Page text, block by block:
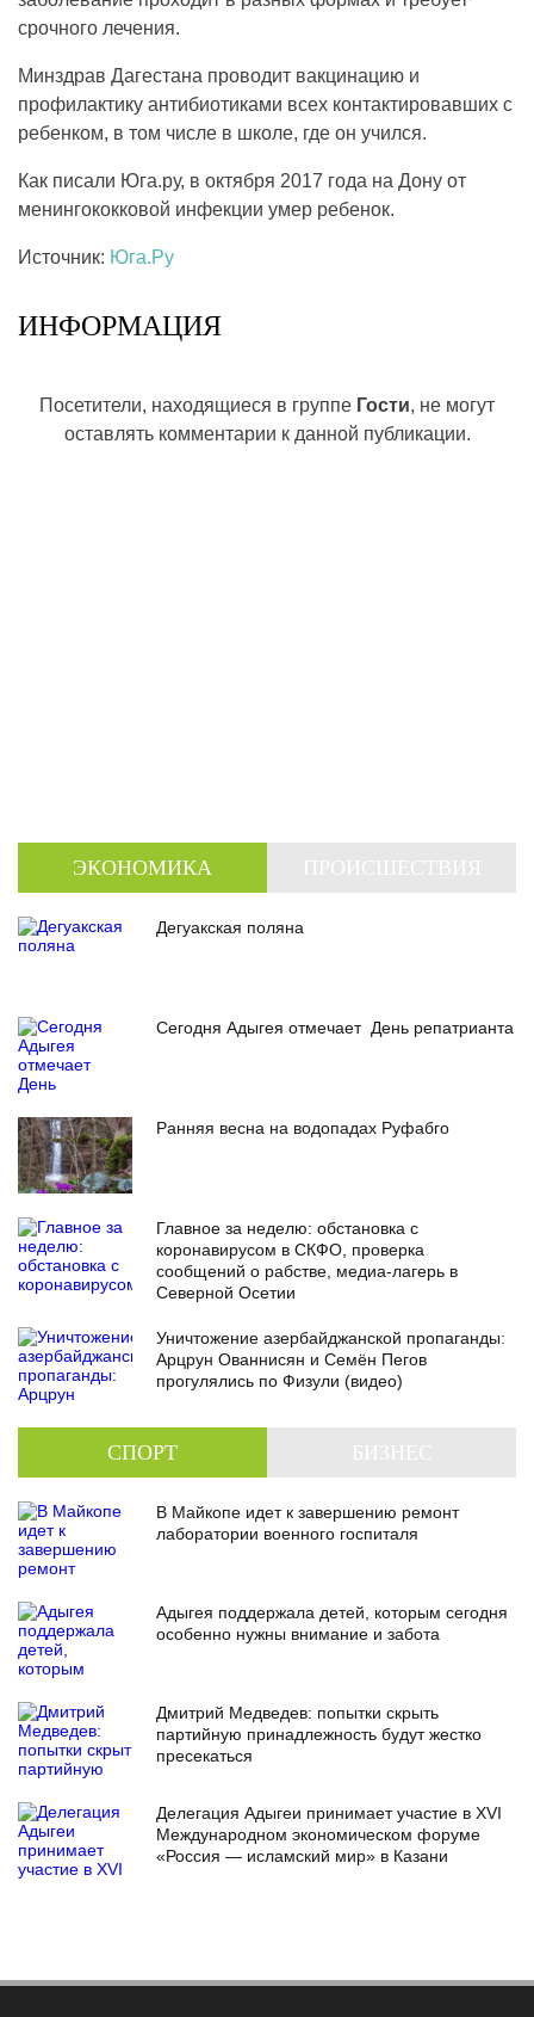
срочного лечения.
Минздрав Дагестана проводит вакцинацию и
профилактику антибиотиками всех контактировавших с
ребенком, в том числе в школе, где он учился.
Как писали Юга.ру, в октября 2017 года на Дону от
менингококковой инфекции умер ребенок.
Источник: Юга.Ру
ИНФОРМАЦИЯ
Посетители, находящиеся в группе Гости, не могут
оставлять комментарии к данной публикации.
ЭКОНОМИКА
Дегуакская поляна
Сегодня Адыгея отмечает День репатрианта
Ранняя весна на водопадах Руфабго
Главное за неделю: обстановка с
коронавирусом в СКФО, проверка
сообщений о рабстве, медиа-лагерь в
Северной Осетии
Уничтожение азербайджанской пропаганды:
Арцрун Ованнисян и Семён Пегов
прогулялись по Физули (видео)
СПОРТ
В Майкопе идет к завершению ремонт
лаборатории военного госпиталя
Адыгея поддержала детей, которым сегодня
особенно нужны внимание и забота
Дмитрий Медведев: попытки скрыть
партийную принадлежность будут жестко
пресекаться
Делегация Адыгеи принимает участие в XVI
Международном экономическом форуме
«Россия — исламский мир» в Казани